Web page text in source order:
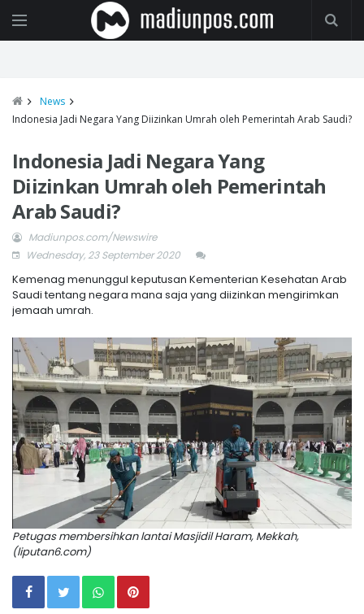
News
Indonesia Jadi Negara Yang Diizinkan Umrah oleh Pemerintah Arab Saudi?
Indonesia Jadi Negara Yang
Diizinkan Umrah oleh Pemerintah
Arab Saudi?
Madiunpos.com/Newswire
Wednesday, 23 September 2020
Kemenag menunggul keputusan Kementerian Kesehatan Arab
Saudi tentang negara mana saja yang diizinkan mengirimkan
jemaah umrah.
Petugas membersihkan lantai Masjidil Haram, Mekkah,
(liputan6.com)